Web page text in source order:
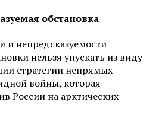
обстановка
и непредсказуемости
нельзя упускать из виду
стратегии непрямых
войны, которая
России на арктических